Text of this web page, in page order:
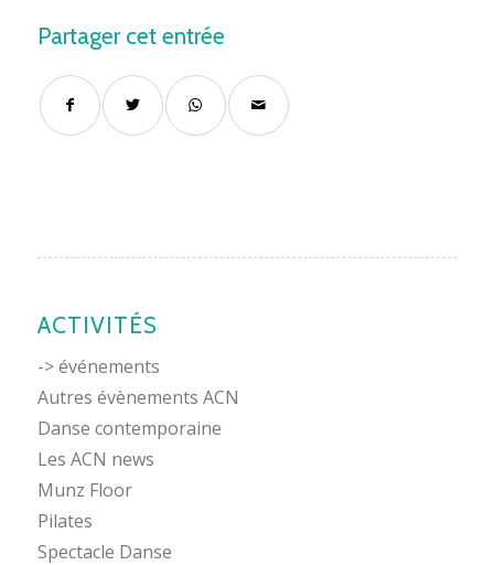
Partager cet entrée
ACTIVITÉS
-> événements
Autres évènements ACN
Danse contemporaine
Les ACN news
Munz Floor
Pilates
Spectacle Danse